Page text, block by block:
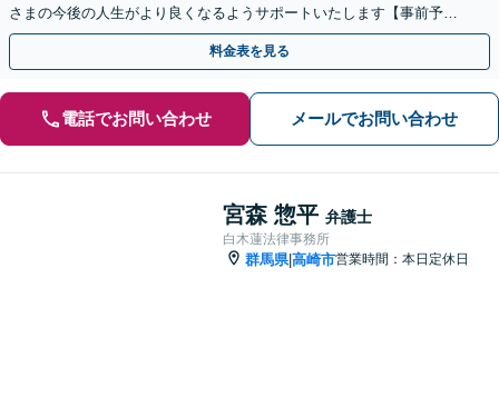
さまの今後の人生がより良くなるようサポートいたします【事前予約
で時間外面談可】【ビデオ面談可】【初回面談無料】
料金表を見る
電話でお問い合わせ メールでお問い合わせ
宮森 惣平 弁護士
白木蓮法律事務所
群馬県|高崎市営業時間：本日定休日